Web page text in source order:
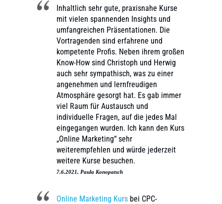
Inhaltlich sehr gute, praxisnahe Kurse
mit vielen spannenden Insights und
umfangreichen Präsentationen. Die
Vortragenden sind erfahrene und
kompetente Profis. Neben ihrem großen
Know-How sind Christoph und Herwig
auch sehr sympathisch, was zu einer
angenehmen und lernfreudigen
Atmosphäre gesorgt hat. Es gab immer
viel Raum für Austausch und
individuelle Fragen, auf die jedes Mal
eingegangen wurden. Ich kann den Kurs
„Online Marketing“ sehr
weiterempfehlen und würde jederzeit
weitere Kurse besuchen.
7.6.2021, Paula Konopatsch
Online Marketing Kurs bei CPC-